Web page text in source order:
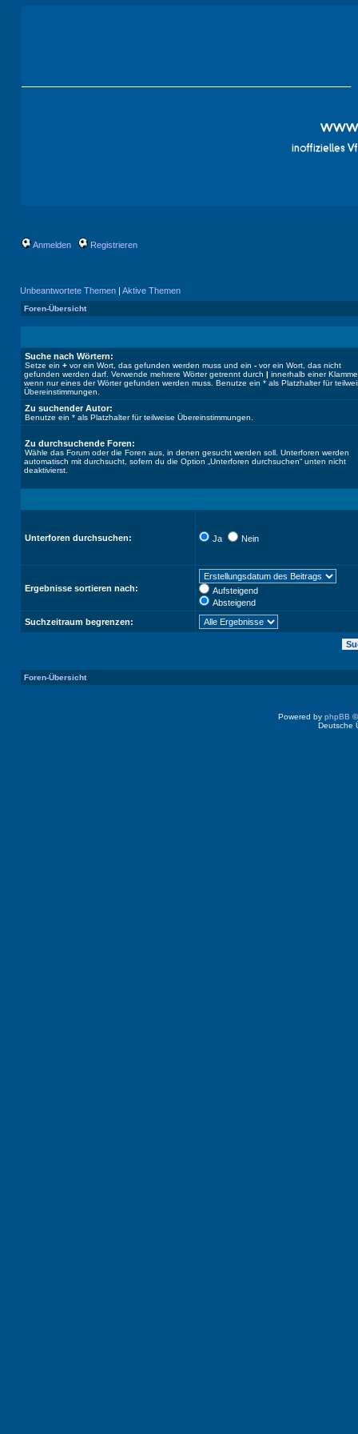
Anmelden Registrieren
Unbeantwortete Themen | Aktive Themen
Foren-Übersicht
Suche nach Wörtern:
Setze ein + vor ein Wort, das gefunden werden muss und ein - vor ein Wort, das nicht
gefunden werden darf. Verwende mehrere Wörter getrennt durch | innerhalb einer
wenn nur eines der Wörter gefunden werden muss. Benutze ein * als Platzhalter für
Übereinstimmungen.
Zu suchender Autor:
Benutze ein * als Platzhalter für teilweise Übereinstimmungen.
Zu durchsuchende Foren:
Wähle das Forum oder die Foren aus, in denen gesucht werden soll. Unterforen werden
automatisch mit durchsucht, sofern du die Option „Unterforen durchsuchen“ unten nicht
deaktivierst.
Unterforen durchsuchen: Ja Nein
Ergebnisse sortieren nach:
Aufsteigend
Absteigend
Suchzeitraum begrenzen:
Foren-Übersicht
Powered by phpBB
Deutsche